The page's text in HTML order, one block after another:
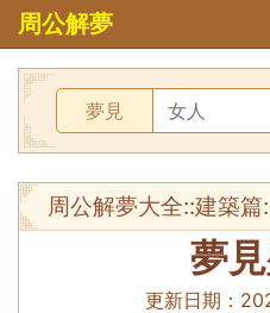
周公解夢
夢見
周公解夢大全::建築篇
夢
更新日期：